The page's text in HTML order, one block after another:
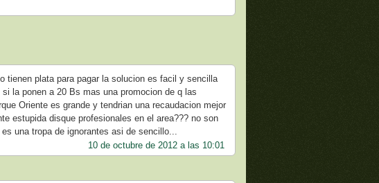
tienen plata para pagar la solucion es facil y sencilla
la ponen a 20 Bs mas una promocion de q las
Oriente es grande y tendrian una recaudacion mejor
estupida disque profesionales en el area??? no son
una tropa de ignorantes asi de sencillo...
10 de octubre de 2012 a las 10:01